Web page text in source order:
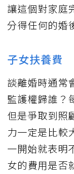
讓這個對家庭
分得任何的婚
子女扶養費
談離婚時通常
監護權歸誰？
但是爭取到照
力一定是比較
一開始就表明
女的費用是否